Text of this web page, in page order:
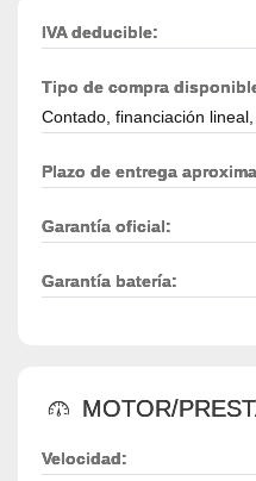
IVA deducible:
Tipo de compra
Contado, financiación
Plazo de entrega
Garantía oficial:
Garantía batería:
MOTOR/
Velocidad: